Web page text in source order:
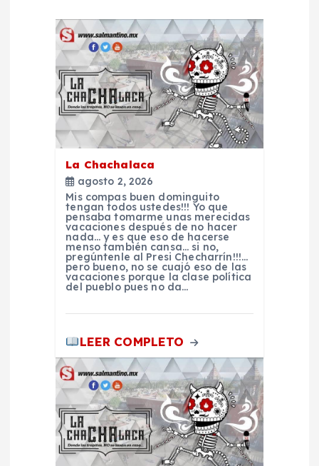
La Chachalaca
agosto 2, 2026
Mis compas buen dominguito
tengan todos ustedes!!! Yo que
pensaba tomarme unas merecidas
vacaciones después de no hacer
nada… y es que eso de hacerse
menso también cansa… si no,
pregúntenle al Presi Checharrín!!!…
pero bueno, no se cuajó eso de las
vacaciones porque la clase política
del pueblo pues no da…
LEER COMPLETO